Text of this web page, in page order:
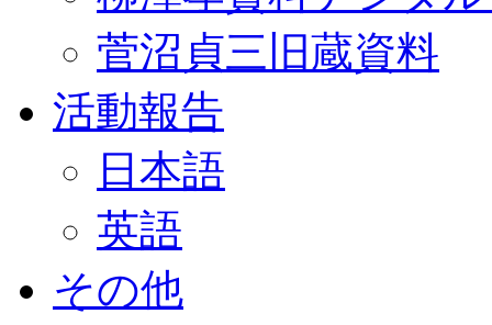
菅沼貞三旧蔵資料
活動報告
日本語
英語
その他